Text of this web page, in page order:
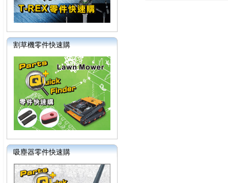
割草機零件快速購
吸塵器零件快速購